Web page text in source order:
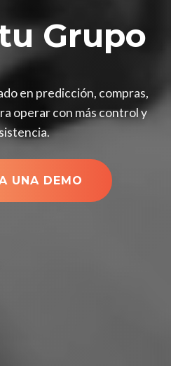
Grupo
en predicción, compras,
operar con más control y
UNA DEMO